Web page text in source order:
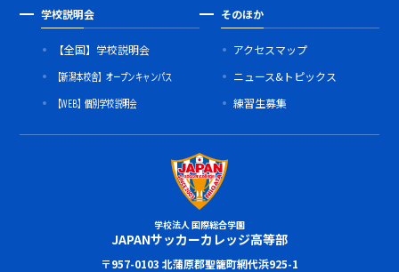
学校説明会
【全国】学校説明会
【新潟本校舎】オープンキャンパス
【WEB】個別学校説明会
そのほか
アクセスマップ
ニュース&トピックス
練習生募集
学校法人 国際総合学園
JAPANサッカーカレッジ高等部
〒957-0103 北蒲原郡聖籠町網代浜925-1